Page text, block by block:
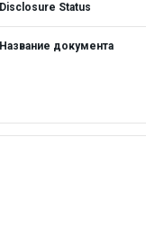
Disclosure Status
Название документа